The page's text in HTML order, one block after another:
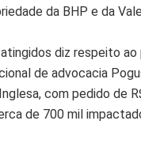
da BHP e da
diz respeito
de advocacia
com pedido de
de 700 mil